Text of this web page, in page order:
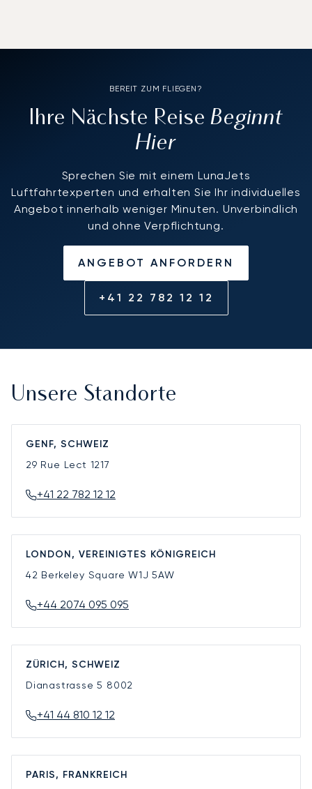
BEREIT ZUM FLIEGEN?
Ihre Nächste ReiseBeginnt
Hier
Sprechen Sie mit einem LunaJets
Luftfahrtexperten und erhalten Sie Ihr individuelles
Angebot innerhalb weniger Minuten. Unverbindlich
und ohne Verpflichtung.
ANGEBOT ANFORDERN
+41 22 782 12 12
Unsere Standorte
GENF, SCHWEIZ
29 Rue Lect 1217
+41 22 782 12 12
LONDON, VEREINIGTES KÖNIGREICH
42 Berkeley SquareW1J 5AW
+44 2074 095 095
ZÜRICH, SCHWEIZ
Dianastrasse 5 8002
+41 44 810 12 12
PARIS, FRANKREICH